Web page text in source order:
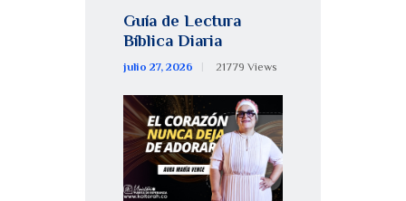
Guía de Lectura
Bíblica Diaria
julio 27, 2026 21779 Views